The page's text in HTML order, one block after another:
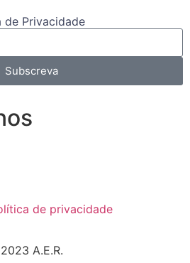
de Privacidade
Subscreva
de privacidade
A.E.R.